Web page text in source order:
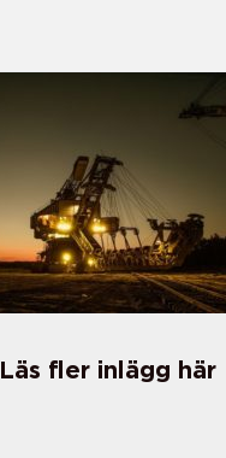
Läs fler inlägg här